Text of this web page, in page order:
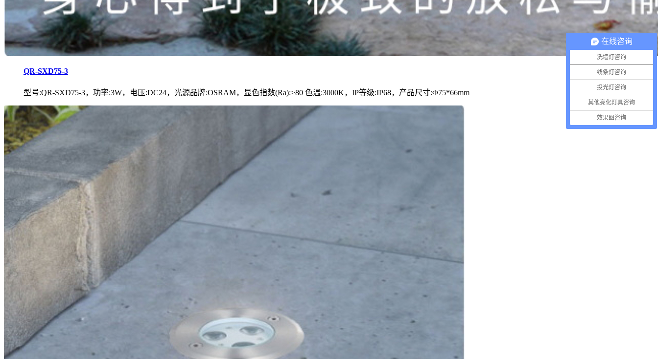
QR-SXD75-3
型号:QR-SXD75-3，功率:3W，电压:DC24，光源品牌:OSRAM，显色指数(Ra):≥80 色温:3000K，IP等级:IP68，产品尺寸:Φ75*66mm
在线咨询
洗墙灯咨询
线条灯咨询
投光灯咨询
其他亮化灯具咨询
效果图咨询